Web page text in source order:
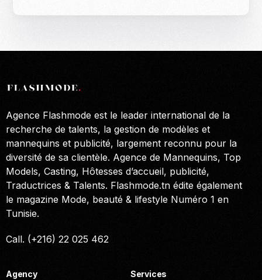
Agence Flashmode est le leader international de la
recherche de talents, la gestion de modèles et
mannequins et publicité, largement reconnu pour la
diversité de sa clientèle. Agence de Mannequins, Top
Models, Casting, Hôtesses d’accueil, publicité,
Traductrices & Talents. Flashmode.tn édite également
le magazine Mode, beauté & lifestyle Numéro 1 en
Tunisie.
Call. (+216) 22 025 462
Agency Services